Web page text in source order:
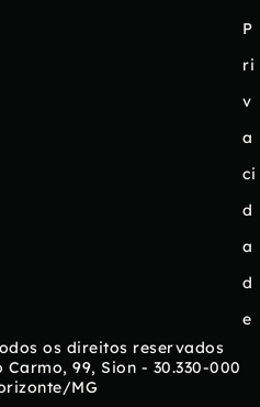
P
ri
v
a
ci
d
a
d
e
os direitos reservados
99, Sion - 30.330-000
MG